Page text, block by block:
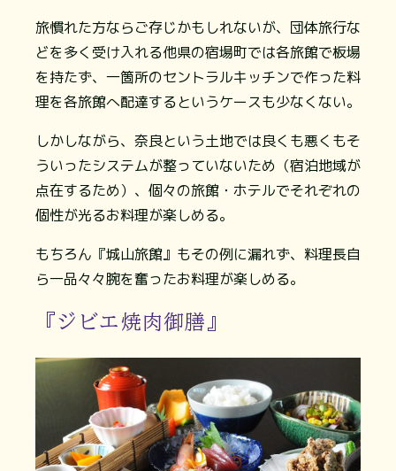
旅慣れた方ならご存じかもしれないが、団体旅行な
どを多く受け入れる他県の宿場町では各旅館で板場
を持たず、一箇所のセントラルキッチンで作った料
理を各旅館へ配達するというケースも少なくない。
しかしながら、奈良という土地では良くも悪くもそ
ういったシステムが整っていないため（宿泊地域が
点在するため）、個々の旅館・ホテルでそれぞれの
個性が光るお料理が楽しめる。
もちろん『城山旅館』もその例に漏れず、料理長自
ら一品々々腕を奮ったお料理が楽しめる。
『ジビエ焼肉御膳』